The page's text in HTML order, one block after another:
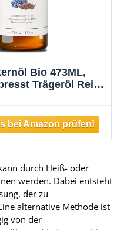
Bio 473ML,
Trägeröl Rein
Oil
durch Heiß- oder
werden. Dabei entsteht
der zu
alternative Methode ist
von der